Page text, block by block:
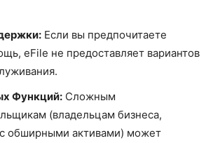
Если вы предпочитаете
eFile не предоставляет вариантов
Функций: Сложным
(владельцам бизнеса,
обширными активами) может